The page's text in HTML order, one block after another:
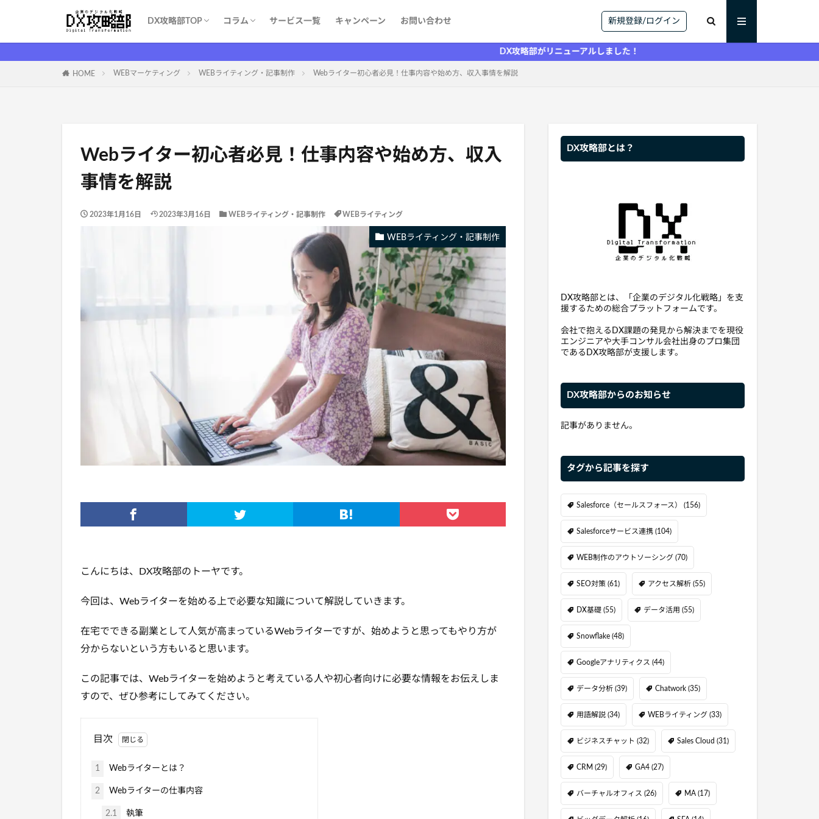
DX攻略部TOP コラム サービス一覧 キャンペーン お問い合わせ 新規登録/ログイン
DX攻略部がリニューアルしました！
HOME WEBマーケティング WEBライティング・記事制作 Webライター初心者必見！仕事内容や始め方、収入事情を解説
Webライター初心者必見！仕事内容や始め方、収入
事情を解説
2023年1月16日 2023年3月16日 WEBライティング・記事制作 WEBライティング
WEBライティング・記事制作
こんにちは、DX攻略部のトーヤです。
今回は、Webライターを始める上で必要な知識について解説していきます。
在宅でできる副業として人気が高まっているWebライターですが、始めようと思ってもやり方が
分からないという方もいると思います。
この記事では、Webライターを始めようと考えている人や初心者向けに必要な情報をお伝えしま
すので、ぜひ参考にしてみてください。
目次
1 Webライターとは？
2 Webライターの仕事内容
2.1 執筆
DX攻略部とは？
DX攻略部とは、「企業のデジタル化戦略」を支
援するための総合プラットフォームです。
会社で抱えるDX課題の発見から解決までを現役
エンジニアや大手コンサル会社出身のプロ集団
であるDX攻略部が支援します。
DX攻略部からのお知らせ
記事がありません。
タグから記事を探す
Salesforce（セールスフォース） (156)
Salesforceサービス連携 (104)
WEB制作のアウトソーシング (70)
SEO対策 (61) アクセス解析 (55)
DX基礎 (55) データ活用 (55)
Snowflake (48)
Googleアナリティクス (44)
データ分析 (39) Chatwork (35)
用語解説 (34) WEBライティング (33)
ビジネスチャット (32) Sales Cloud (31)
CRM (29) GA4 (27)
バーチャルオフィス (26) MA (17)